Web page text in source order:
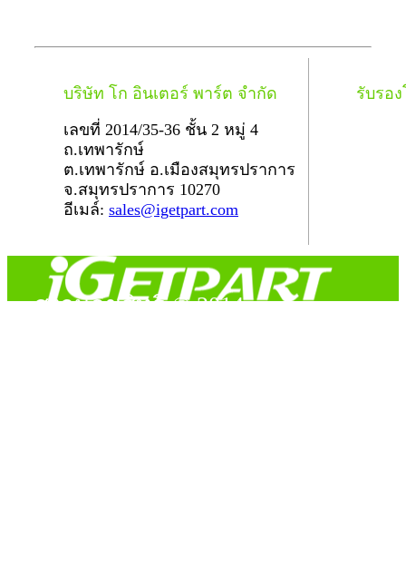
บริษัท โก อินเตอร์ พาร์ต จำกัด
เลขที่ 2014/35-36 ชั้น 2 หมู่ 4
ถ.เทพารักษ์
ต.เทพารักษ์ อ.เมืองสมุทรปราการ
จ.สมุทรปราการ 10270
อีเมล์: sales@igetpart.com
รับรอ
สงวนลิขสิทธิ์ © 2014